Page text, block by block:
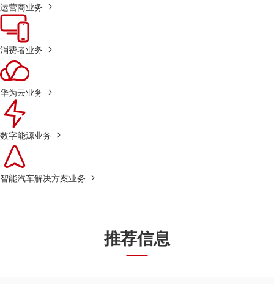
运营商业务
消费者业务
华为云业务
数字能源业务
智能汽车解决方案业务
推荐信息